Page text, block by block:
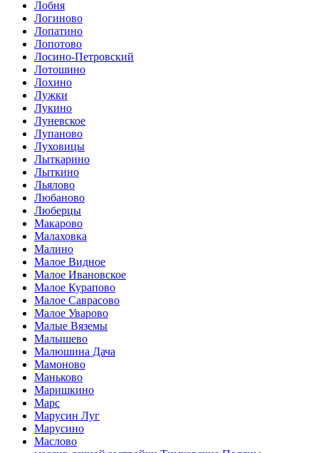
Лобня
Логиново
Лопатино
Лопотово
Лосино-Петровский
Лотошино
Лохино
Лужки
Лукино
Луневское
Лупаново
Луховицы
Лыткарино
Лыткино
Льялово
Любаново
Люберцы
Макарово
Малаховка
Малино
Малое Видное
Малое Ивановское
Малое Курапово
Малое Саврасово
Малое Уварово
Малые Вяземы
Малышево
Малюшина Дача
Мамоново
Маньково
Маришкино
Марс
Марусин Луг
Марусино
Маслово